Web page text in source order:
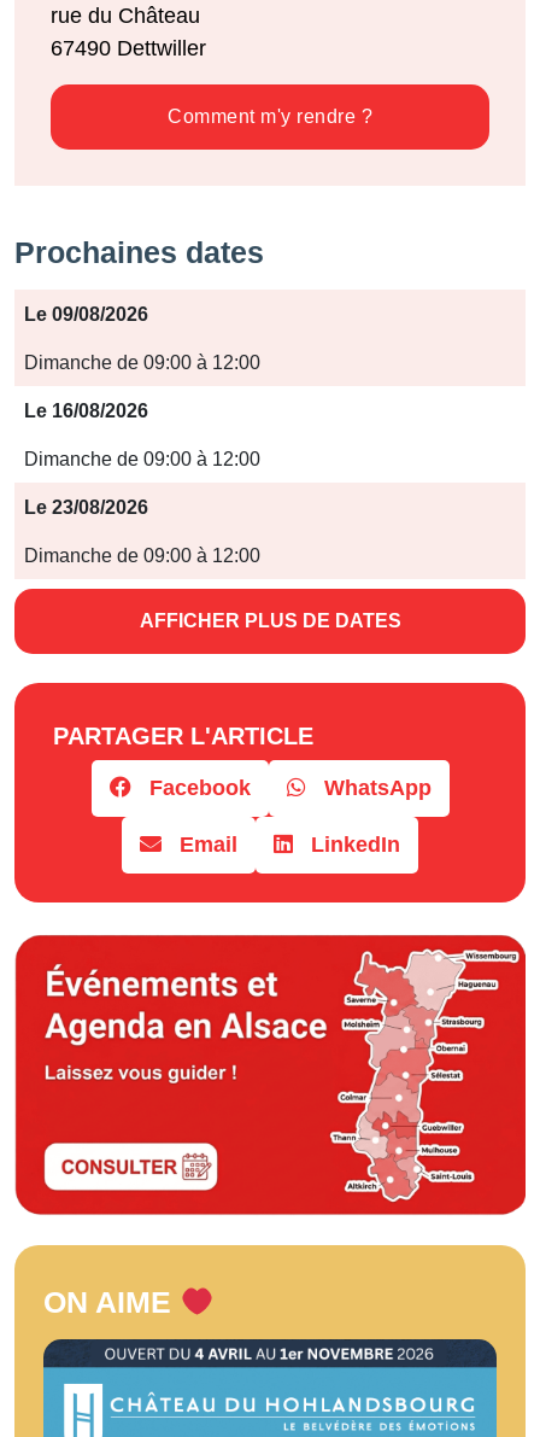
rue du Château
67490 Dettwiller
Comment m'y rendre ?
Prochaines dates
Période
Jours
Horaires
Le 09/08/2026
Dimanche de 09:00 à 12:00
Le 16/08/2026
Dimanche de 09:00 à 12:00
Le 23/08/2026
Dimanche de 09:00 à 12:00
AFFICHER PLUS DE DATES
PARTAGER L'ARTICLE
Facebook WhatsApp
Email LinkedIn
ON AIME